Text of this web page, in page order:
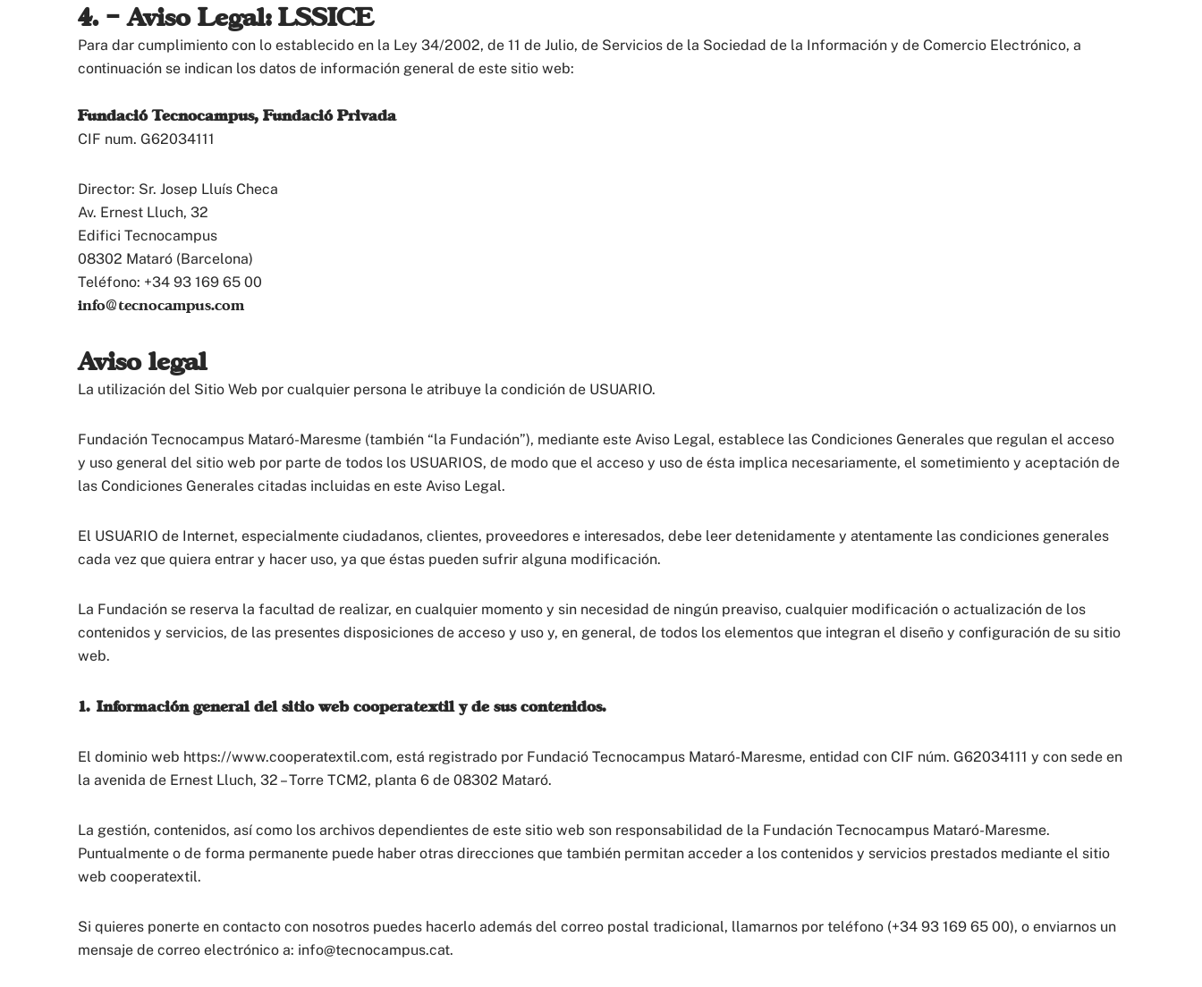
4. – Aviso Legal: LSSICE
Para dar cumplimiento con lo establecido en la Ley 34/2002, de 11 de Julio, de Servicios de la Sociedad de la Información y de Comercio Electrónico, a
continuación se indican los datos de información general de este sitio web:
Fundació Tecnocampus, Fundació Privada
CIF num. G62034111
Director: Sr. Josep Lluís Checa
Av. Ernest Lluch, 32
Edifici Tecnocampus
08302 Mataró (Barcelona)
Teléfono: +34 93 169 65 00
info@tecnocampus.com
Aviso legal
La utilización del Sitio Web por cualquier persona le atribuye la condición de USUARIO.
Fundación Tecnocampus Mataró-Maresme (también “la Fundación”), mediante este Aviso Legal, establece las Condiciones Generales que regulan el acceso
y uso general del sitio web por parte de todos los USUARIOS, de modo que el acceso y uso de ésta implica necesariamente, el sometimiento y aceptación de
las Condiciones Generales citadas incluidas en este Aviso Legal.
El USUARIO de Internet, especialmente ciudadanos, clientes, proveedores e interesados, debe leer detenidamente y atentamente las condiciones generales
cada vez que quiera entrar y hacer uso, ya que éstas pueden sufrir alguna modificación.
La Fundación se reserva la facultad de realizar, en cualquier momento y sin necesidad de ningún preaviso, cualquier modificación o actualización de los
contenidos y servicios, de las presentes disposiciones de acceso y uso y, en general, de todos los elementos que integran el diseño y configuración de su sitio
web.
1. Información general del sitio web cooperatextil y de sus contenidos.
El dominio web https://www.cooperatextil.com, está registrado por Fundació Tecnocampus Mataró-Maresme, entidad con CIF núm. G62034111 y con sede en
la avenida de Ernest Lluch, 32 – Torre TCM2, planta 6 de 08302 Mataró.
La gestión, contenidos, así como los archivos dependientes de este sitio web son responsabilidad de la Fundación Tecnocampus Mataró-Maresme.
Puntualmente o de forma permanente puede haber otras direcciones que también permitan acceder a los contenidos y servicios prestados mediante el sitio
web cooperatextil.
Si quieres ponerte en contacto con nosotros puedes hacerlo además del correo postal tradicional, llamarnos por teléfono (+34 93 169 65 00), o enviarnos un
mensaje de correo electrónico a: info@tecnocampus.cat.